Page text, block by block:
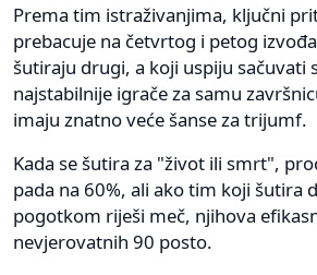
Prema tim istraživanjima, ključni
prebacuje na četvrtog i petog
šutiraju drugi, a koji uspiju sačuvati
najstabilnije igrače za samu
imaju znatno veće šanse za trijumf.
Kada se šutira za "život ili smrt",
pada na 60%, ali ako tim koji šutira
pogotkom riješi meč, njihova
nevjerovatnih 90 posto.